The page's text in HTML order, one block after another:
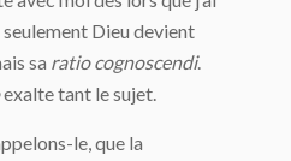
seulement Dieu devient
sa ratio cognoscendi.
exalte tant le sujet.
le, que la